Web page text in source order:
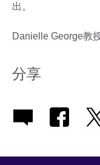
出。
Danielle George教
分享